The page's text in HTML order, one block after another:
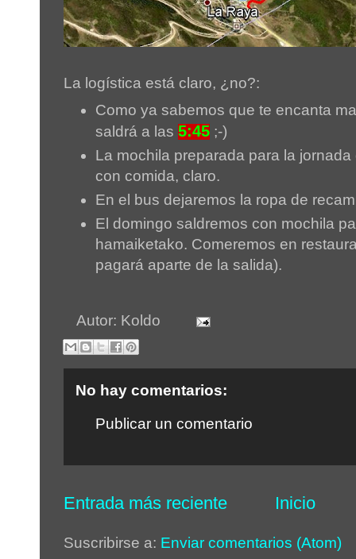
La logística está claro, ¿no?:
Como ya sabemos que te encanta
saldrá a las 5:45 ;-)
La mochila preparada para la
con comida, claro.
En el bus dejaremos la ropa de
El domingo saldremos con mochila
hamaiketako. Comeremos en
pagará aparte de la salida).
Autor: Koldo
No hay comentarios:
Publicar un comentario
Entrada más reciente Inicio
Suscribirse a: Enviar comentarios (Atom)